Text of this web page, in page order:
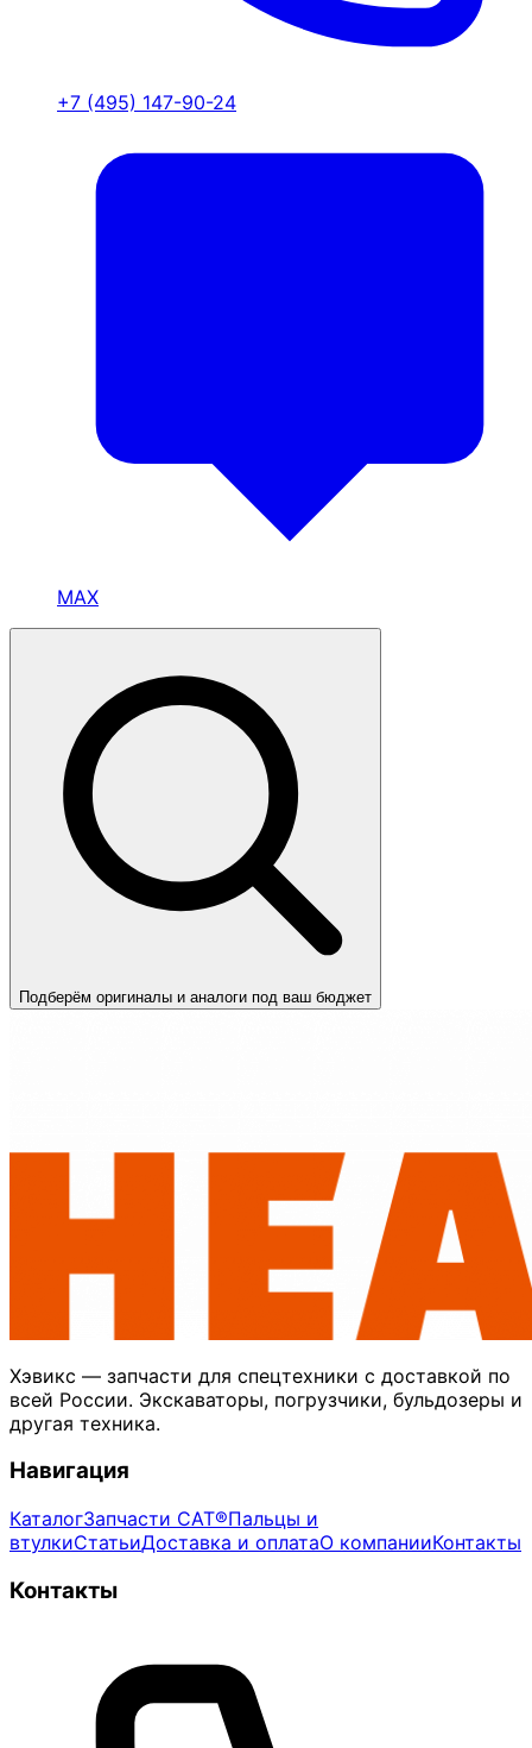
+7 (495) 147-90-24
MAX
Подберём оригиналы и аналоги под ваш бюджет
Хэвикс — запчасти для спецтехники с доставкой по
всей России. Экскаваторы, погрузчики, бульдозеры и
другая техника.
Навигация
КаталогЗапчасти CAT®Пальцы и
втулкиСтатьиДоставка и оплатаО компанииКонтакты
Контакты